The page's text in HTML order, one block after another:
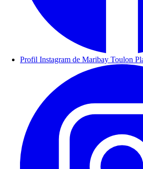
Profil Instagram de Maribay Toulon